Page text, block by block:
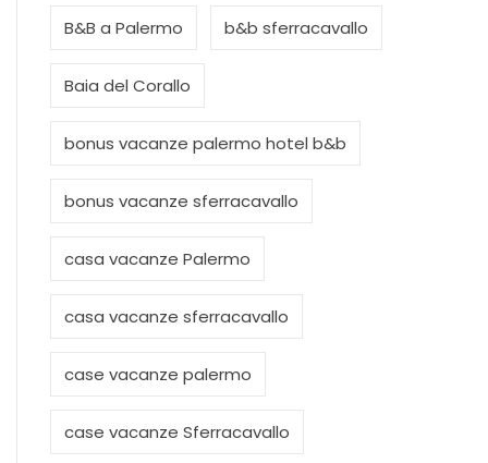
B&B a Palermo b&b sferracavallo
Baia del Corallo
bonus vacanze palermo hotel b&b
bonus vacanze sferracavallo
casa vacanze Palermo
casa vacanze sferracavallo
case vacanze palermo
case vacanze Sferracavallo